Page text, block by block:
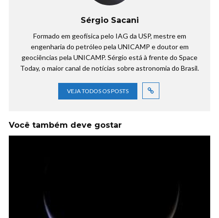
Sérgio Sacani
Formado em geofísica pelo IAG da USP, mestre em
engenharia do petróleo pela UNICAMP e doutor em
geociências pela UNICAMP. Sérgio está à frente do Space
Today, o maior canal de notícias sobre astronomia do Brasil.
VEJA TODOS OS POSTS
Você também deve gostar